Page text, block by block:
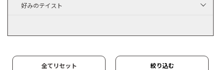
好みのテイスト
全てリセット 絞り込む